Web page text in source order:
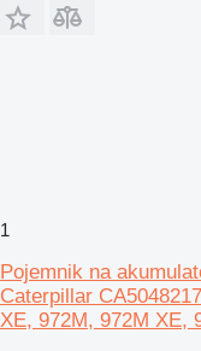
1
Pojemnik na
Caterpillar
XE, 972M, 972M XE,